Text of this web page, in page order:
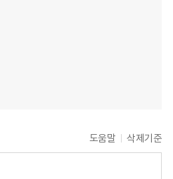
도움말 삭제기준